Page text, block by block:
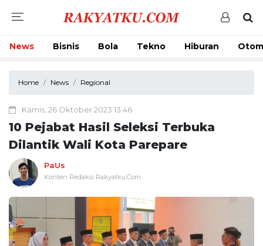
News Bisnis Bola Tekno Hiburan
Home News Regional
Kamis, 26 Oktober 2023 13:46
10 Pejabat Hasil Seleksi Terbuka
Dilantik Wali Kota Parepare
PaUs
Konten Redaksi Rakyatku.Com